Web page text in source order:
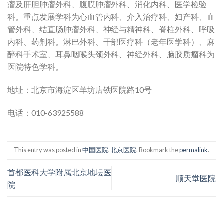
瘤及肝胆肿瘤外科、 腹膜肿瘤外科 消化内科
医学检验
科。 重点发展学科为心血管内科 介入治疗科 、妇产科
血
管外科
结直肠肿瘤外科 神经与精神科 脊柱外科 、呼吸
内科、 药剂科。 淋巴外科 、干部医疗科（老年医学科）、 麻
醉科手术室 耳鼻咽喉头颈外科 神经外科 脑胶质瘤科为
医院特色学科。
地址：北京市海淀区羊坊店铁医院路10号
电话：010-63925588
This entry was posted in中国医院,北京医院. Bookmark thepermalink.
首都医科大学附属北京地坛医
院
顺天堂医院